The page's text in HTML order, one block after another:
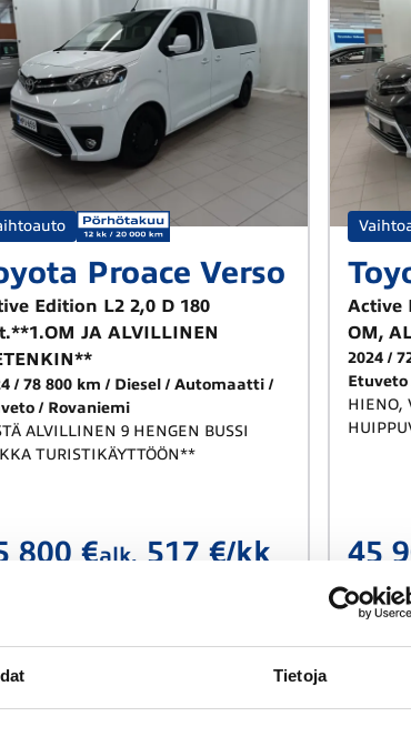
Tietoja
Proace Verso
Edition L2 2,0 D 180
JA ALVILLINEN
78 800 km Diesel
Automaatti
Rovaniemi
ALVILLINEN 9 HENGEN BUSSI
TURISTIKÄYTTÖÖN**
800 €alk. 517 €/kk
Active
OM,
2024
Etuveto
HIENO,
45